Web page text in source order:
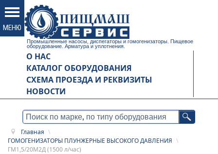
Промышленные насосы, диспегаторы и гомогенизаторы. Пищевое
оборудование. Арматура и уплотнения.
О НАС
КАТАЛОГ ОБОРУДОВАНИЯ
СХЕМА ПРОЕЗДА И РЕКВИЗИТЫ
НОВОСТИ
Главная \
ГОМОГЕНИЗАТОРЫ ПЛУНЖЕРНЫЕ ВЫСОКОГО ДАВЛЕНИЯ \
ГМ1,5/20М2Д (1500 л/час)